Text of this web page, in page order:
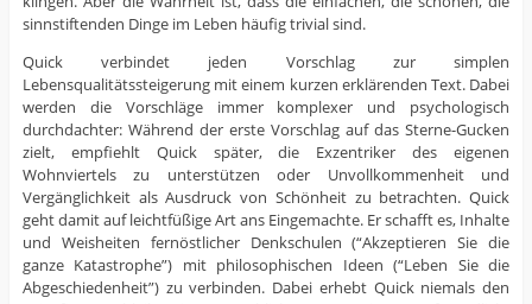
sinnstiftenden Dinge im Leben häufig trivial sind.
Quick verbindet jeden Vorschlag zur simplen
Lebensqualitätssteigerung mit einem kurzen erklärenden Text. Dabei
werden die Vorschläge immer komplexer und psychologisch
durchdachter: Während der erste Vorschlag auf das Sterne-Gucken
zielt, empfiehlt Quick später, die Exzentriker des eigenen
Wohnviertels zu unterstützen oder Unvollkommenheit und
Vergänglichkeit als Ausdruck von Schönheit zu betrachten. Quick
geht damit auf leichtfüßige Art ans Eingemachte. Er schafft es, Inhalte
und Weisheiten fernöstlicher Denkschulen (“Akzeptieren Sie die
ganze Katastrophe”) mit philosophischen Ideen (“Leben Sie die
Abgeschiedenheit”) zu verbinden. Dabei erhebt Quick niemals den